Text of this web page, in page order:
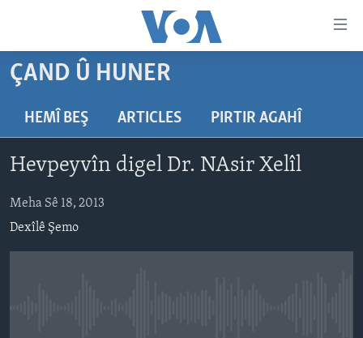
Yekser
here
naveroka
serekî
here
serekî
Yekser
DESTPÊK
NÛÇE
FOTO GALERÎ
RADYO
HEVPEYVÎN
AMERÎKA
TIRKÎYE
SÛRÎYE
ÇAND Û HUNER
HEMÎ BEŞ ARTICLES PIRTIR AGAHÎ
Hevpeyvîn digel Dr. NAsir Xelîl
Meha Sê 18, 2013
Dexîlê Şemo